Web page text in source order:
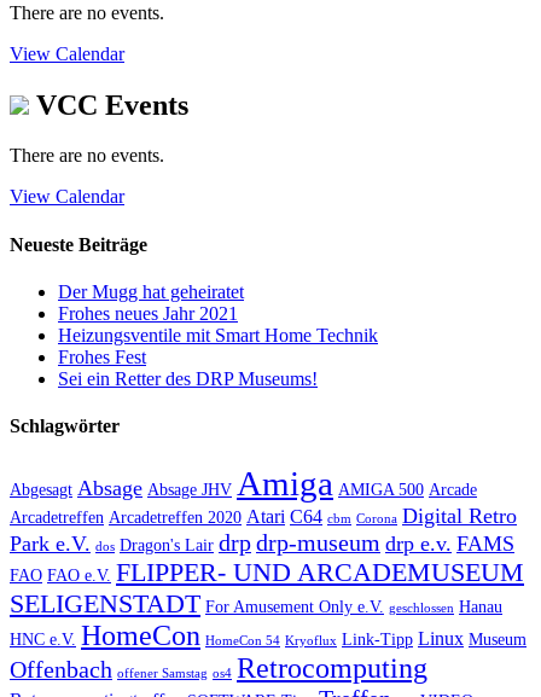
There are no events.
View Calendar
VCC Events
There are no events.
View Calendar
Neueste Beiträge
Der Mugg hat geheiratet
Frohes neues Jahr 2021
Heizungsventile mit Smart Home Technik
Frohes Fest
Sei ein Retter des DRP Museums!
Schlagwörter
Abgesagt Absage Absage JHV Amiga AMIGA 500 Arcade
Arcadetreffen Arcadetreffen 2020 Atari C64 cbm Corona Digital Retro
Park e.V. dos Dragon's Lair drpdrp-museum drp e.v. FAMS
FAO FAO e.V. FLIPPER- UND ARCADEMUSEUM
SELIGENSTADT For Amusement Only e.V. geschlossen Hanau
HNC e.V. HomeCon HomeCon 54 Kryoflux Link-Tipp Linux Museum
Offenbach offener Samstag os4 Retrocomputing